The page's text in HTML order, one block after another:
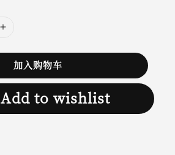
加入购物车
Add to wishlist